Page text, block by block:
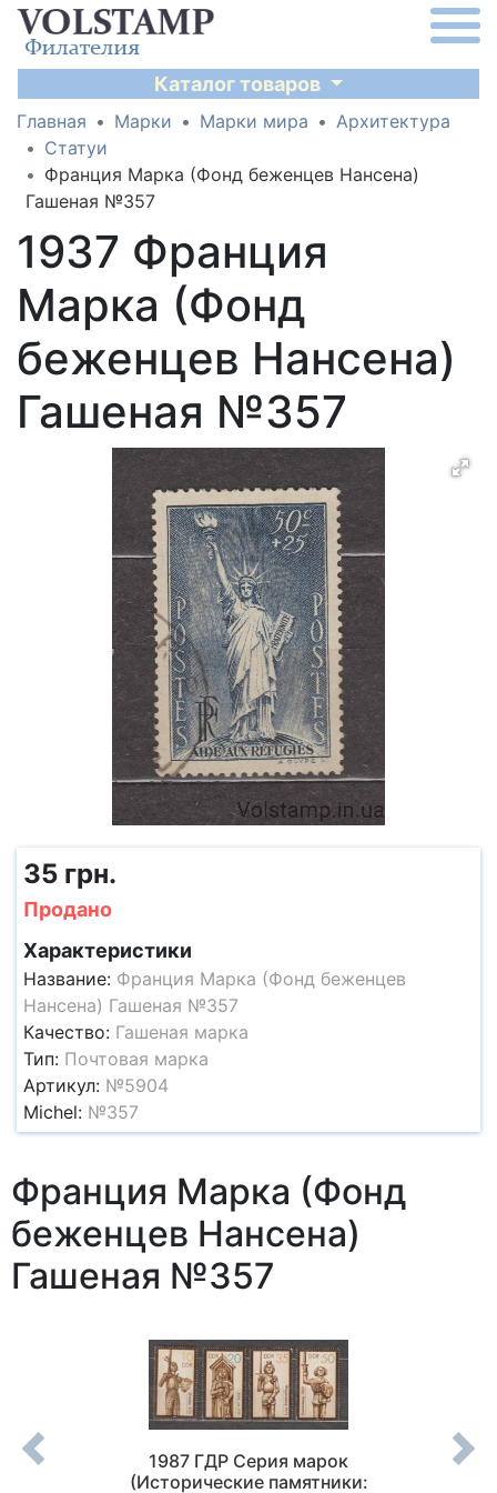
Каталог товаров
Главная Марки Марки мира
Архитектура
Статуи
Франция Марка (Фонд беженцев Нансена)
Гашеная №357
1937 Франция
Марка (Фонд
беженцев Нансена)
Гашеная №357
35 грн.
Продано
Характеристики
Название: Франция Марка (Фонд беженцев
Нансена) Гашеная №357
Качество: Гашеная марка
Тип: Почтовая марка
Артикул: №5904
Michel: №357
Франция Марка (Фонд
беженцев Нансена)
Гашеная №357
1987 ГДР Серия марок
(Исторические памятники: